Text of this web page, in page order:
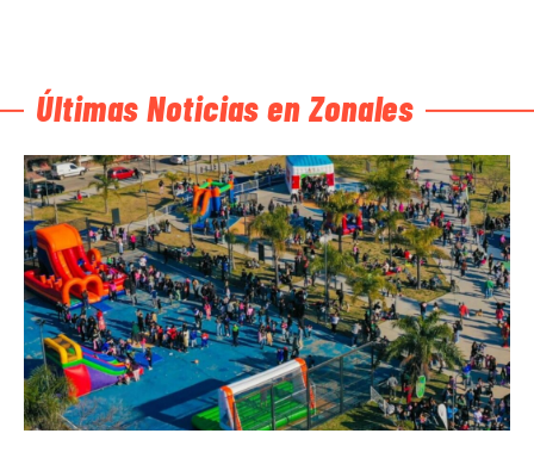
Últimas Noticias en Zonales